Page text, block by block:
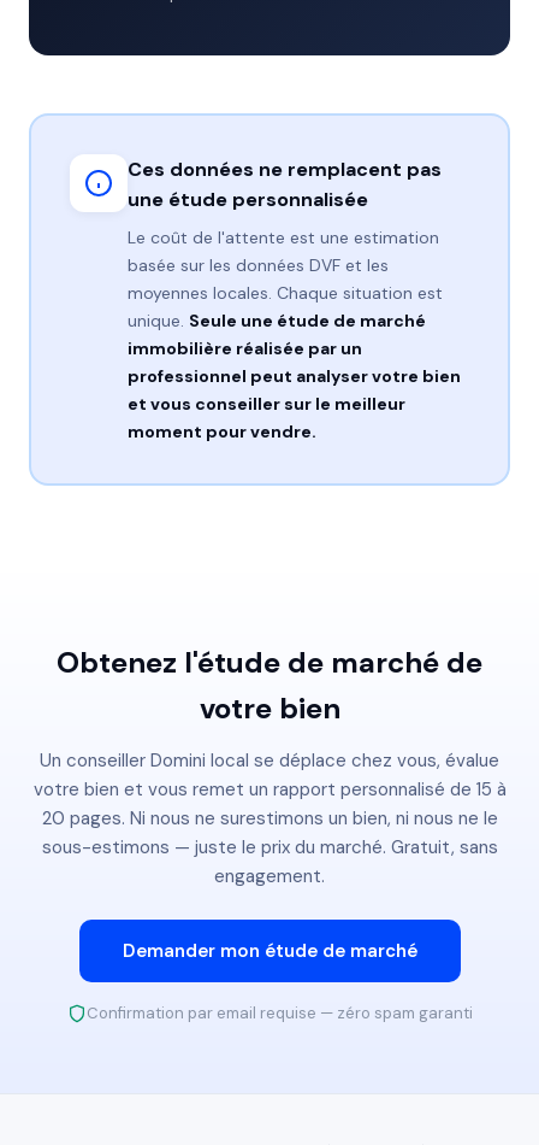
Ces données ne remplacent pas
une étude personnalisée
Le coût de l'attente est une estimation
basée sur les données DVF et les
moyennes locales. Chaque situation est
unique. Seule une étude de marché
immobilière réalisée par un
professionnel peut analyser votre bien
et vous conseiller sur le meilleur
moment pour vendre.
Obtenez l'étude de marché de
votre bien
Un conseiller Domini local se déplace chez vous, évalue
votre bien et vous remet un rapport personnalisé de 15 à
20 pages. Ni nous ne surestimons un bien, ni nous ne le
sous-estimons — juste le prix du marché. Gratuit, sans
engagement.
Demander mon étude de marché
Confirmation par email requise — zéro spam garanti